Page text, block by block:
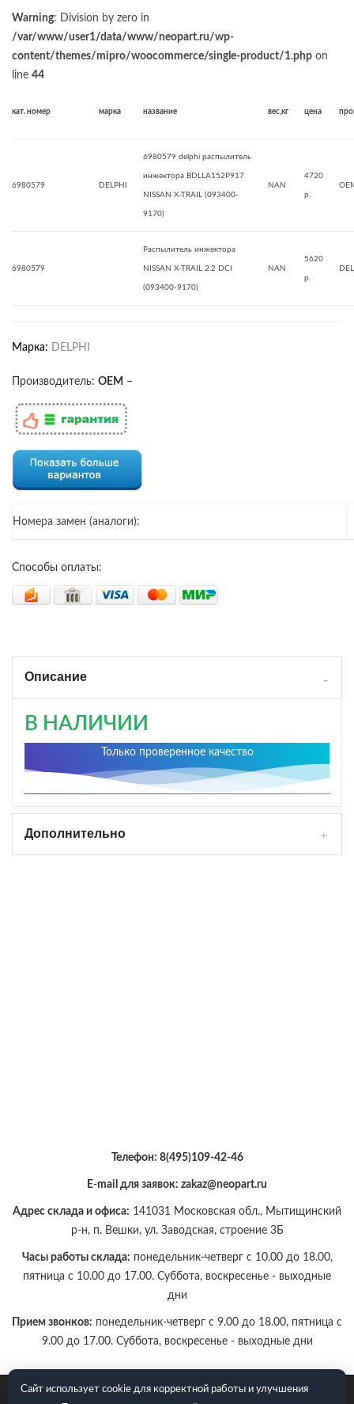
Warning: Division by zero in
/var/www/user1/data/www/neopart.ru/wp-
content/themes/mipro/woocommerce/single-product/1.php on
line 44
кат. номер марка название вес,кг цена
6980579 DELPHI
6980579 delphi распылитель
инжектора BDLLA152P917
NISSAN X-TRAIL (093400-
9170)
NAN
4720
р.
6980579
Распылитель инжектора
NISSAN X-TRAIL 2.2 DCI
(093400-9170)
NAN
5620
р.
Марка: DELPHI
Производитель: OEM –
Номера замен (аналоги):
Способы оплаты:
Описание
В НАЛИЧИИ
Только проверенное качество
Дополнительно
Телефон: 8(495)109-42-46
E-mail для заявок: zakaz@neopart.ru
Адрес склада и офиса: 141031 Московская обл., Мытищинский
р-н, п. Вешки, ул. Заводская, строение 3Б
Часы работы склада: понедельник-четверг с 10.00 до 18.00,
пятница с 10.00 до 17.00. Суббота, воскресенье - выходные
дни
Прием звонков: понедельник-четверг с 9.00 до 18.00, пятница с
9.00 до 17.00. Суббота, воскресенье - выходные дни
E-mail для заявок: zakaz@neopart.ru. Телефон:8(495)109-42-
Сайт использует cookie для корректной работы и улучшения